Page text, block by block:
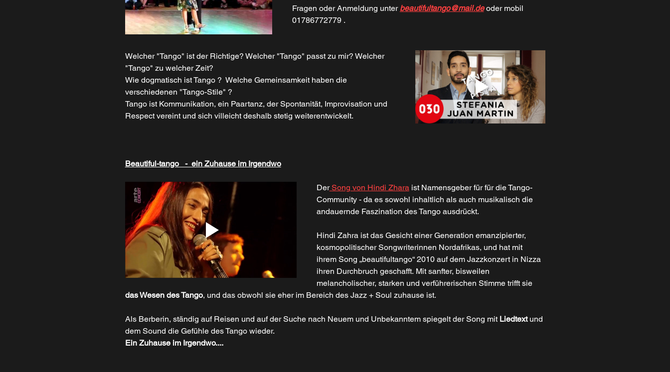
Fragen oder Anmeldung unter beautifultango@mail.de oder mobil
01786772779 .
Welcher "Tango" ist der Richtige? Welcher "Tango" passt zu mir? Welcher
"Tango" zu welcher Zeit?
Wie dogmatisch ist Tango ?  Welche Gemeinsamkeit haben die
verschiedenen "Tango-Stile" ?
Tango ist Kommunikation, ein Paartanz, der Spontanität, Improvisation und
Respect vereint und sich villeicht deshalb stetig weiterentwickelt.
Beautiful-tango   -  ein Zuhause im Irgendwo
Der Song von Hindi Zhara ist Namensgeber für für die Tango-
Community - da es sowohl inhaltlich als auch musikalisch die
andauernde Faszination des Tango ausdrückt.
Hindi Zahra ist das Gesicht einer Generation emanzipierter,
kosmopolitischer Songwriterinnen Nordafrikas, und hat mit
ihrem Song „beautifultango“ 2010 auf dem Jazzkonzert in Nizza
ihren Durchbruch geschafft. Mit sanfter, bisweilen
melancholischer, starken und verführerischen Stimme trifft sie
das Wesen des Tango, und das obwohl sie eher im Bereich des Jazz + Soul zuhause ist.
Als Berberin, ständig auf Reisen und auf der Suche nach Neuem und Unbekanntem spiegelt der Song mit Liedtext und
dem Sound die Gefühle des Tango wieder.
Ein Zuhause im Irgendwo....